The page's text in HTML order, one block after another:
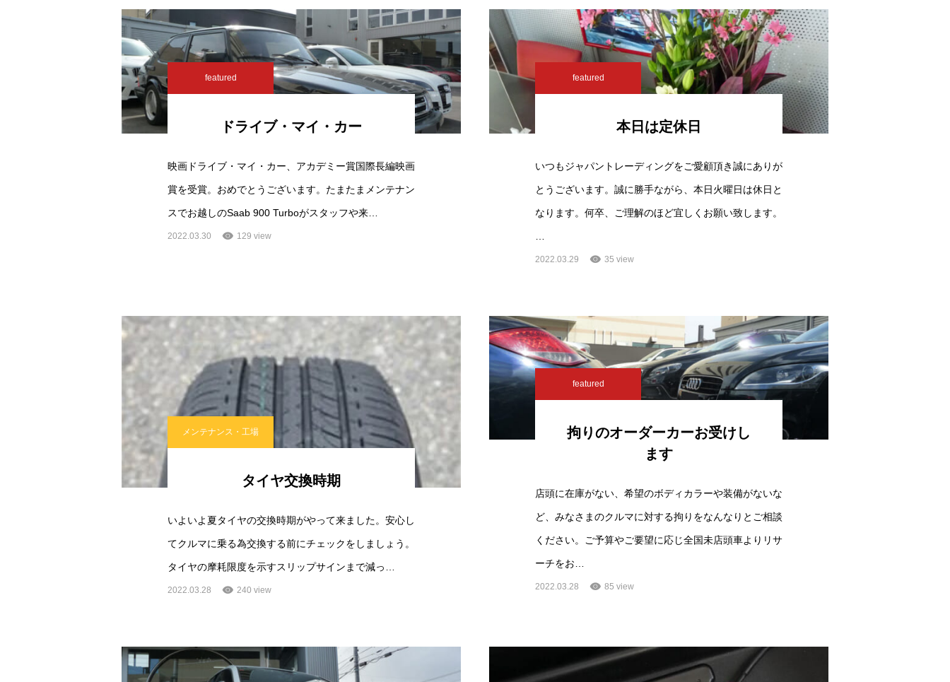
featured
ドライブ・マイ・カー
映画ドライブ・マイ・カー、アカデミー賞国際長編映画
賞を受賞。おめでとうございます。たまたまメンテナン
スでお越しのSaab 900 Turboがスタッフや来…
2022.03.30 129 view
featured
本日は定休日
いつもジャパントレーディングをご愛顧頂き誠にありが
とうございます。誠に勝手ながら、本日火曜日は休日と
なります。何卒、ご理解のほど宜しくお願い致します。
2022.03.29 35 view
メンテナンス・工場
タイヤ交換時期
いよいよ夏タイヤの交換時期がやって来ました。安心し
てクルマに乗る為交換する前にチェックをしましょう。
タイヤの摩耗限度を示すスリップサインまで減っ…
2022.03.28 240 view
featured
拘りのオーダーカーお受けし
ます
店頭に在庫がない、希望のボディカラーや装備がないな
ど、みなさまのクルマに対する拘りをなんなりとご相談
ください。ご予算やご要望に応じ全国未店頭車よりリサ
ーチをお…
2022.03.28 85 view